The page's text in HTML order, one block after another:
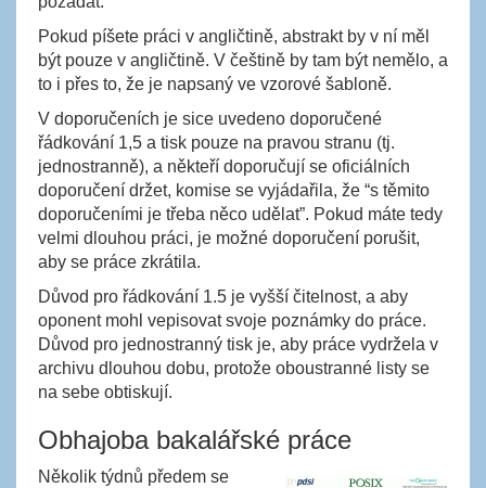
Pokud píšete práci v angličtině, abstrakt by v ní měl
být pouze v angličtině. V češtině by tam být nemělo, a
to i přes to, že je napsaný ve vzorové šabloně.
V doporučeních je sice uvedeno doporučené
řádkování 1,5 a tisk pouze na pravou stranu (tj.
jednostranně), a někteří doporučují se oficiálních
doporučení držet, komise se vyjádařila, že “s těmito
doporučeními je třeba něco udělat”. Pokud máte tedy
velmi dlouhou práci, je možné doporučení porušit,
aby se práce zkrátila.
Důvod pro řádkování 1.5 je vyšší čitelnost, a aby
oponent mohl vepisovat svoje poznámky do práce.
Důvod pro jednostranný tisk je, aby práce vydržela v
archivu dlouhou dobu, protože oboustranné listy se
na sebe obtiskují.
Obhajoba bakalářské práce
Několik týdnů předem se